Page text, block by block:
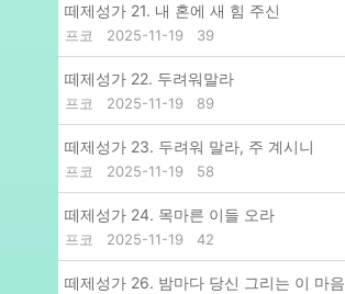
떼제성가 21. 내 혼에 새 힘 주신
프코 2025-11-19 39
떼제성가 22. 두려워말라
프코 2025-11-19 89
떼제성가 23. 두려워 말라, 주 계시니
프코 2025-11-19 58
떼제성가 24. 목마른 이들 오라
프코 2025-11-19 42
떼제성가 26. 밤마다 당신 그리는 이 마음